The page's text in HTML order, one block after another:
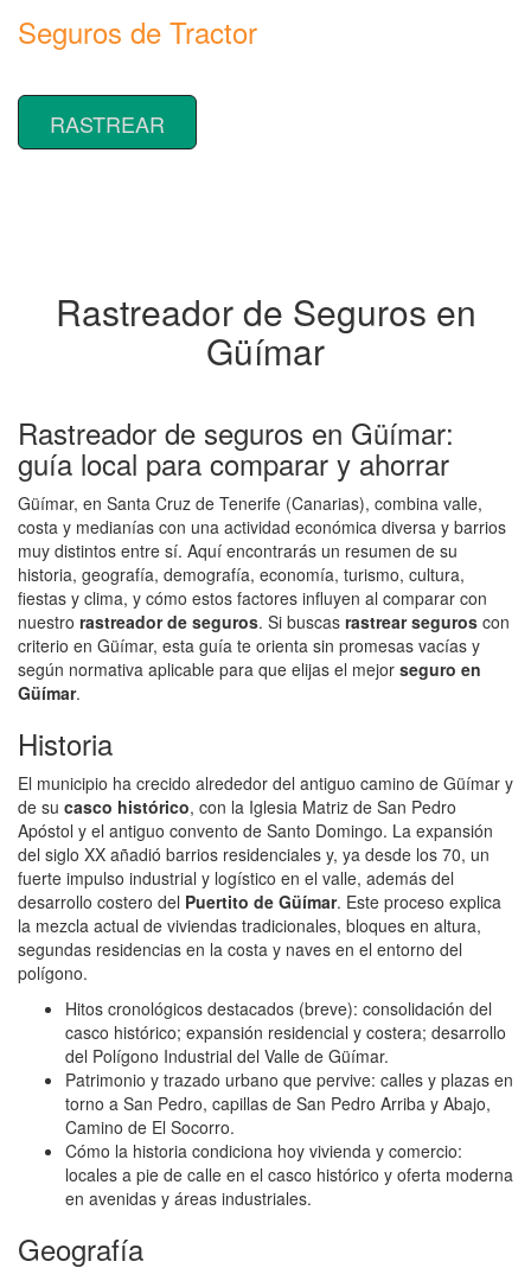
Seguros de Tractor
RASTREAR
Rastreador de Seguros en
Güímar
Rastreador de seguros en Güímar:
guía local para comparar y ahorrar
Güímar, en Santa Cruz de Tenerife (Canarias), combina valle,
costa y medianías con una actividad económica diversa y barrios
muy distintos entre sí. Aquí encontrarás un resumen de su
historia, geografía, demografía, economía, turismo, cultura,
fiestas y clima, y cómo estos factores influyen al comparar con
nuestro rastreador de seguros. Si buscas rastrear seguros con
criterio en Güímar, esta guía te orienta sin promesas vacías y
según normativa aplicable para que elijas el mejor seguro en
Güímar.
Historia
El municipio ha crecido alrededor del antiguo camino de Güímar y
de su casco histórico, con la Iglesia Matriz de San Pedro
Apóstol y el antiguo convento de Santo Domingo. La expansión
del siglo XX añadió barrios residenciales y, ya desde los 70, un
fuerte impulso industrial y logístico en el valle, además del
desarrollo costero del Puertito de Güímar. Este proceso explica
la mezcla actual de viviendas tradicionales, bloques en altura,
segundas residencias en la costa y naves en el entorno del
polígono.
Hitos cronológicos destacados (breve): consolidación del
casco histórico; expansión residencial y costera; desarrollo
del Polígono Industrial del Valle de Güímar.
Patrimonio y trazado urbano que pervive: calles y plazas en
torno a San Pedro, capillas de San Pedro Arriba y Abajo,
Camino de El Socorro.
Cómo la historia condiciona hoy vivienda y comercio:
locales a pie de calle en el casco histórico y oferta moderna
en avenidas y áreas industriales.
Geografía